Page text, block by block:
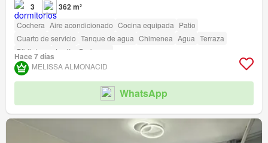
3 362 m²
Cochera Aire acondicionado Cocina equipada Patio
Cuarto de servicio Tanque de agua Chimenea Agua Terraza
Biblioteca
Jardín Barbacoa
Hace 7 días
MELISSA ALMONACID
WhatsApp